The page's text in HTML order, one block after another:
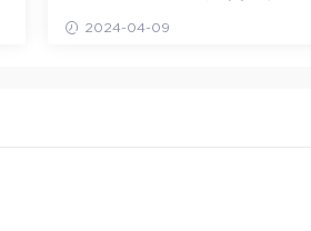
2024-04-09